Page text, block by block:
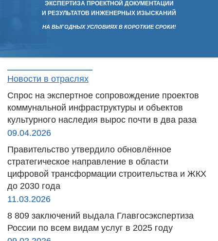
ЭКСПЕРТИЗА ПРОЕКТНОЙ ДОКУМЕНТАЦИИ
И РЕЗУЛЬТАТОВ ИНЖЕНЕРНЫХ ИЗЫСКАНИЙ
НА ВЫГОДНЫХ УСЛОВИЯХ В КОРОТКИЕ СРОКИ!
Новости в отраслях
Спрос на экспертное сопровождение проектов
коммунальной инфраструктуры и объектов
культурного наследия вырос почти в два раза
09.04.2026
Правительство утвердило обновлённое
стратегическое направление в области
цифровой трансформации строительства и ЖКХ
до 2030 года
11.03.2026
8 809 заключений выдала Главгосэкспертиза
России по всем видам услуг в 2025 году